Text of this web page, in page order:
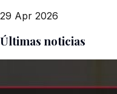
29 Apr 2026
Últimas noticias